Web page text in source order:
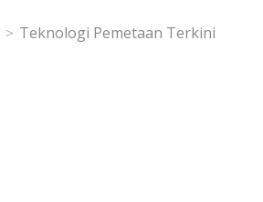
Teknologi Pemetaan Terkini